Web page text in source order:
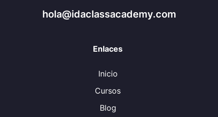
hola@idaclassacademy.com
Enlaces
Inicio
Cursos
Blog